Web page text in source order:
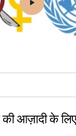
की आज़ादी के